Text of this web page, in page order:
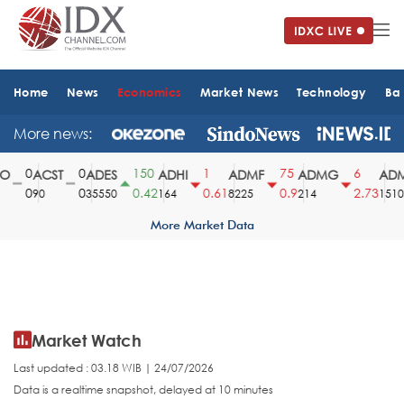
Home News Economics Market News Technology
More news:
0
ACST
90
0
ADES
35550
150
0.42
ADHI
164
0.61
ADMF
8225
75
0.9
ADMG
214
6
2.73
ADMR
1510
More Market Data
Market Watch
Last updated : 03.18 WIB | 24/07/2026
Data is a realtime snapshot, delayed at 10 minutes